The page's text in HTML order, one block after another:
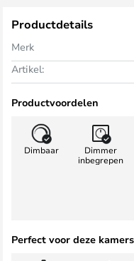
Productdetails
Merk
Artikel:
Productvoordelen
Dimbaar
Dimmer
inbegrepen
Perfect voor deze kamers